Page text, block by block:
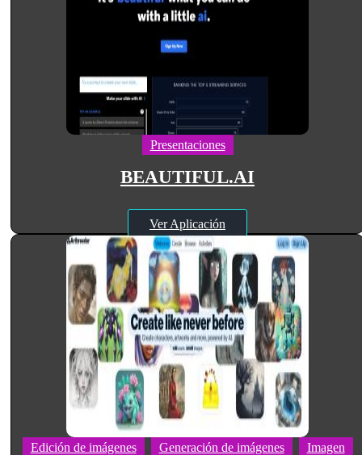
Presentaciones
BEAUTIFUL.AI
Ver Aplicación
Edición de imágenes Generación de imágenes Imagen